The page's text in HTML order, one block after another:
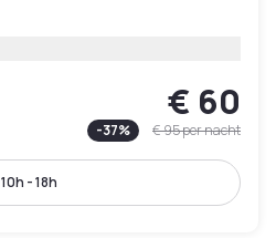
€ 60
-37% € 95per nacht
10h - 18h